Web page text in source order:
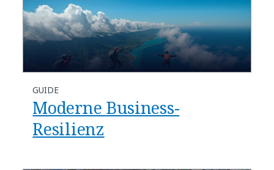
GUIDE
Moderne Business-
Resilienz